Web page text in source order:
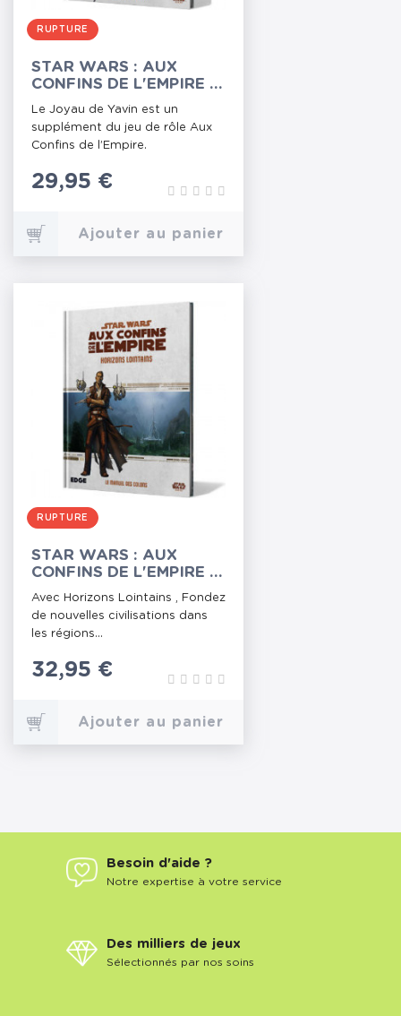
RUPTURE
STAR WARS : AUX
CONFINS DE L'EMPIRE -
LE JOYAU DE YAVIN
Le Joyau de Yavin est un
supplément du jeu de rôle Aux
Confins de l’Empire.
Prix
29,95 €
Ajouter au panier
RUPTURE
STAR WARS : AUX
CONFINS DE L'EMPIRE -
Avec Horizons Lointains , Fondez
de nouvelles civilisations dans
les régions...
Prix
32,95 €
Ajouter au panier
Besoin d'aide ?
Notre expertise à votre service
Des milliers de jeux
Sélectionnés par nos soins